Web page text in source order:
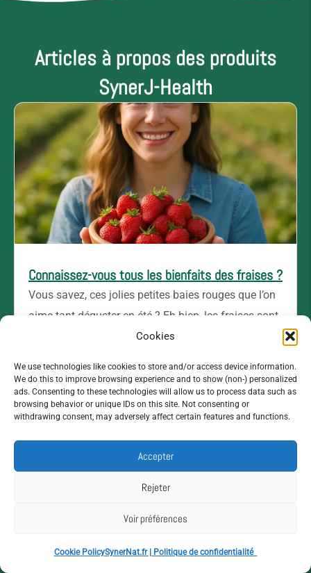
Cookies
We use technologies like cookies to store and/or access device information.
We do this to improve browsing experience and to show (non-) personalized
ads. Consenting to these technologies will allow us to process data such as
browsing behavior or unique IDs on this site. Not consenting or
withdrawing consent, may adversely affect certain features and functions.
Accepter
Rejeter
Voir préférences
Cookie PolicySynerNat.fr | Politique de confidentialité
Articles à propos des produits
SynerJ-Health
Connaissez-vous tous les bienfaits des fraises ?
Vous savez, ces jolies petites baies rouges que l’on
aime tant déguster en été ? Eh bien, les fraises sont
bien plus qu’un simple plaisir
Lire l'article →